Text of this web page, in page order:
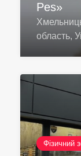
Pes»
область,
Фізичний